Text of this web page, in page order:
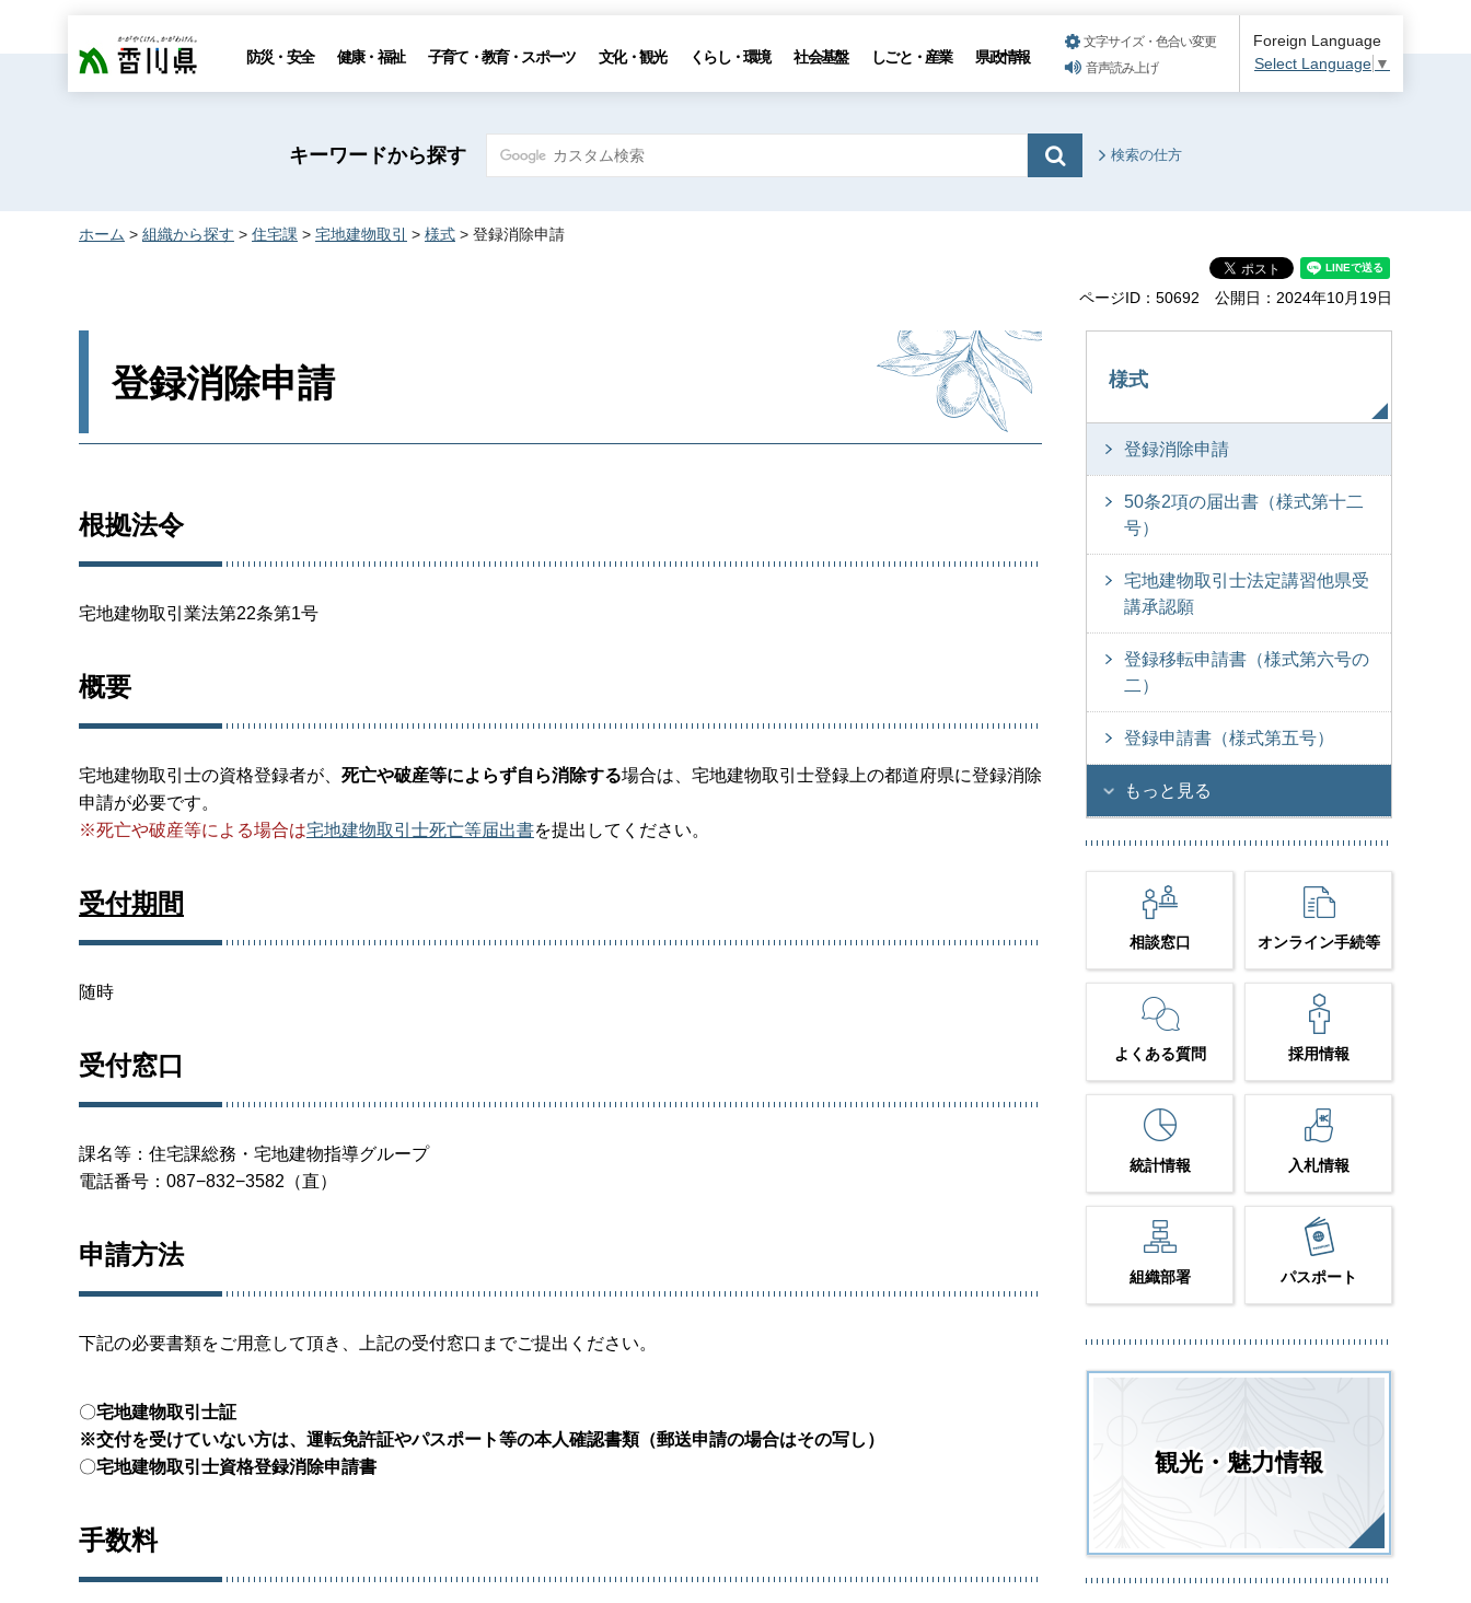
香川県 防災・安全 健康・福祉 子育て・教育・スポーツ 文化・観光 くらし・環境 社会基盤 しごと・産業 県政情報
文字サイズ・色合い変更
音声読み上げ
Foreign Language
Select Language ▼
キーワードから探す 検索の仕方
ホーム > 組織から探す > 住宅課 > 宅地建物取引 > 様式 > 登録消除申請
ページID：50692 公開日：2024年10月19日
登録消除申請
根拠法令
宅地建物取引業法第22条第1号
概要
宅地建物取引士の資格登録者が、 死亡や破産等によらず自ら消除する場合は、宅地建物取引士登録上の都道府県に登録消除
申請が必要です。
※死亡や破産等による場合は宅地建物取引士死亡等届出書を提出してください。
受付期間
随時
受付窓口
課名等：住宅課総務・宅地建物指導グループ
電話番号：087−832−3582（直）
申請方法
下記の必要書類をご用意して頂き、上記の受付窓口までご提出ください。
〇宅地建物取引士証
※交付を受けていない方は、運転免許証やパスポート等の本人確認書類（郵送申請の場合はその写し）
〇宅地建物取引士資格登録消除申請書
手数料
様式
登録消除申請
50条2項の届出書（様式第十二
号）
宅地建物取引士法定講習他県受
講承認願
登録移転申請書（様式第六号の
二）
登録申請書（様式第五号）
もっと見る
相談窓口 オンライン手続等
よくある質問 採用情報
統計情報 入札情報
組織部署 パスポート
観光・魅力情報